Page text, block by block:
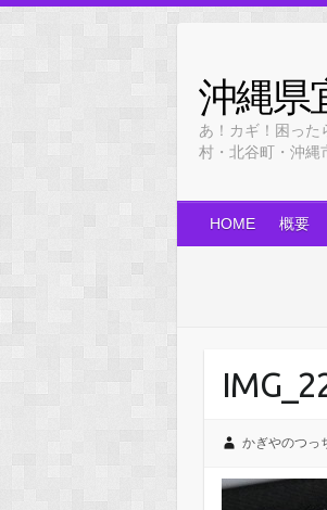
content
沖縄県
あ！カギ！困った
村・北谷町・沖
HOME 概要
かぎやのつっ